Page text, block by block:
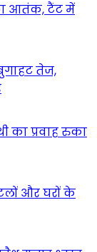
आतंक, टैंट में
तेज,
का प्रवाह रुका
और घरों के